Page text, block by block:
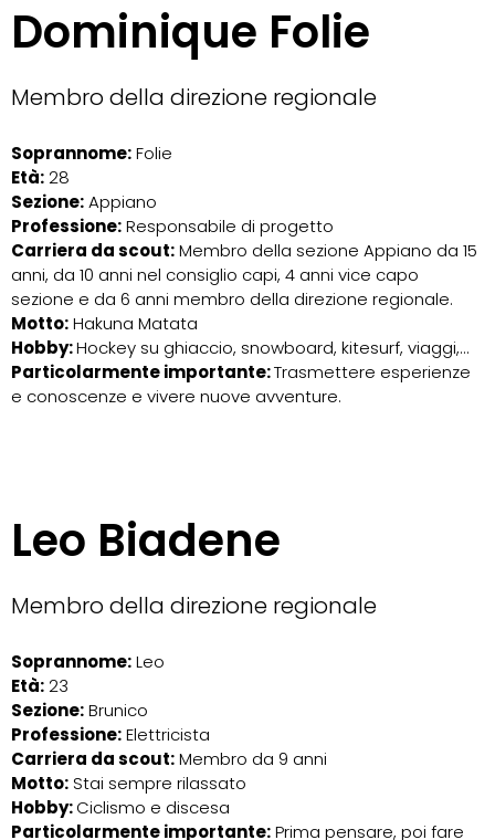
Dominique Folie
Membro della direzione regionale
Soprannome:Folie
Età:28
Sezione:Appiano
Professione:Responsabile di progetto
Carriera da scout:Membro della sezione Appiano da 15
anni, da 10 anni nel consiglio capi, 4 anni vice capo
sezione e da 6 anni membro della direzione regionale.
Motto:Hakuna Matata
Hobby:Hockey su ghiaccio, snowboard, kitesurf, viaggi,...
Particolarmente importante:Trasmettere esperienze
e conoscenze e vivere nuove avventure.
Leo Biadene
Membro della direzione regionale
Soprannome:Leo
Età:23
Sezione:Brunico
Professione:Elettricista
Carriera da scout:Membro da 9 anni
Motto:Stai sempre rilassato
Hobby:Ciclismo e discesa
Particolarmente importante:Prima pensare, poi fare